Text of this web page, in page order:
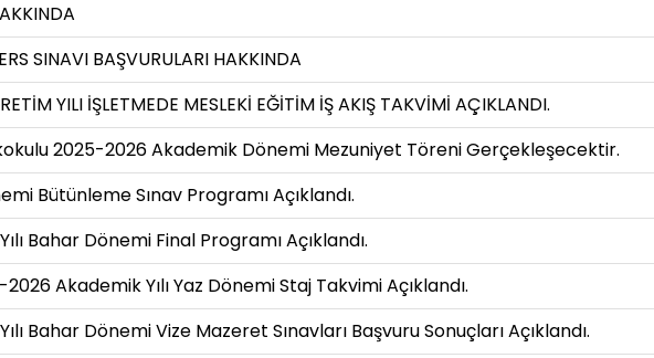
SINAVI BAŞVURULARI HAKKINDA
YILI İŞLETMEDE MESLEKİ EĞİTİM İŞ AKIŞ TAKVİMİ AÇIKLANDI.
2025-2026 Akademik Dönemi Mezuniyet Töreni Gerçekleşecektir.
Bütünleme Sınav Programı Açıklandı.
Bahar Dönemi Final Programı Açıklandı.
Akademik Yılı Yaz Dönemi Staj Takvimi Açıklandı.
Bahar Dönemi Vize Mazeret Sınavları Başvuru Sonuçları Açıklandı.